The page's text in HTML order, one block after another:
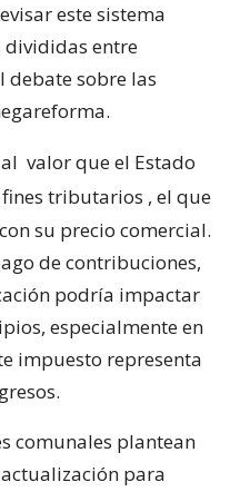
este sistema
divididas entre
debate sobre las
valor que el Estado
tributarios , el que
su precio comercial.
de contribuciones,
podría impactar
especialmente en
impuesto representa
comunales plantean
para